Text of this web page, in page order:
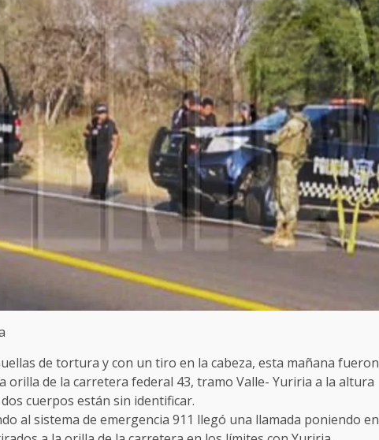
de tortura y con un tiro en la cabeza, esta mañana fueron
orilla de la carretera federal 43, tramo Valle- Yuriria a la altura
cuerpos están sin identificar.
al sistema de emergencia 911 llegó una llamada poniendo en